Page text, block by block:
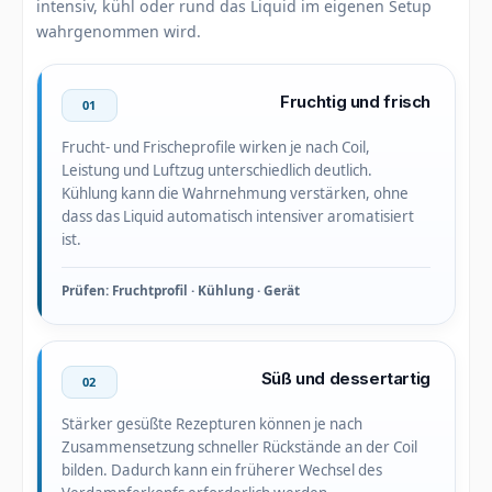
intensiv, kühl oder rund das Liquid im eigenen Setup
wahrgenommen wird.
01 Fruchtig und frisch
Frucht- und Frischeprofile wirken je nach Coil,
Leistung und Luftzug unterschiedlich deutlich.
Kühlung kann die Wahrnehmung verstärken, ohne
dass das Liquid automatisch intensiver aromatisiert
ist.
Prüfen: Fruchtprofil · Kühlung · Gerät
02 Süß und dessertartig
Stärker gesüßte Rezepturen können je nach
Zusammensetzung schneller Rückstände an der Coil
bilden. Dadurch kann ein früherer Wechsel des